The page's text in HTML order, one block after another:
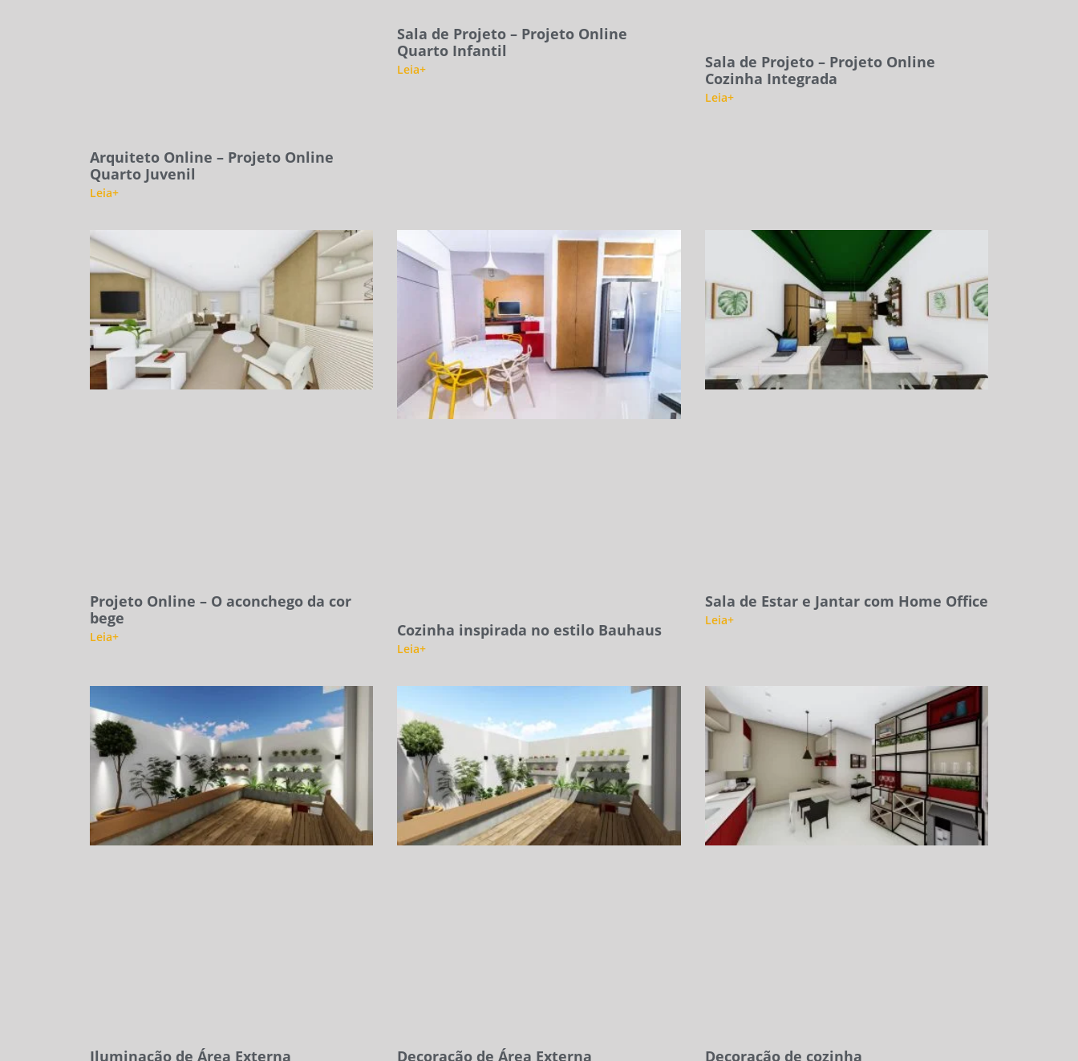
Arquiteto Online – Projeto Online
Quarto Juvenil
Leia+
Sala de Projeto – Projeto Online
Quarto Infantil
Leia+
Sala de Projeto – Projeto Online
Cozinha Integrada
Leia+
Projeto Online – O aconchego da cor
bege
Leia+ Cozinha inspirada no estilo Bauhaus
Leia+
Sala de Estar e Jantar com Home Office
Leia+
Iluminação de Área Externa Decoração de Área Externa Decoração de cozinha